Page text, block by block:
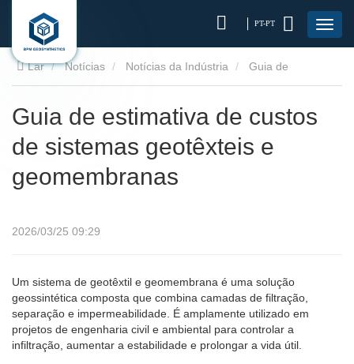
PT-PT
Lar Notícias Notícias da Indústria
Guia de estimativa de custos
de sistemas geotêxteis e
geomembranas
2026/03/25 09:29
Um sistema de geotêxtil e geomembrana é uma solução
geossintética composta que combina camadas de filtração,
separação e impermeabilidade. É amplamente utilizado em
projetos de engenharia civil e ambiental para controlar a
infiltração, aumentar a estabilidade e prolongar a vida útil.